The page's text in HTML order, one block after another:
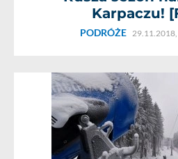
Karpaczu!
PODRÓŻE 29.11.2018,